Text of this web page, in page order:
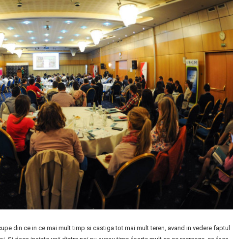
din ce in ce mai mult timp si castiga tot mai mult teren, avand in vedere faptul